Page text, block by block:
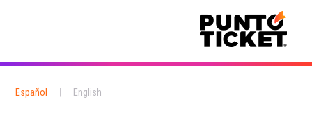
Español English